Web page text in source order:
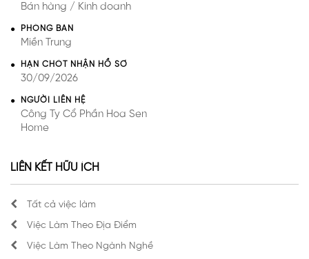
Bán hàng / Kinh doanh
PHÒNG BAN
Miền Trung
HẠN CHÓT NHẬN HỒ SƠ
30/09/2026
NGƯỜI LIÊN HỆ
Công Ty Cổ Phần Hoa Sen
Home
LIÊN KẾT HỮU ÍCH
Tất cả việc làm
Việc Làm Theo Địa Điểm
Việc Làm Theo Ngành Nghề